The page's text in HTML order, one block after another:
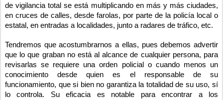
de vigilancia total se está multiplicando en más y más ciudades,
en cruces de calles, desde farolas, por parte de la policía local o
estatal, en entradas a localidades, junto a radares de tráfico, etc.
Tendremos que acostumbrarnos a ellas, pues debemos advertir
que lo que graban no está al alcance de cualquier persona, para
revisarlas se requiere una orden policial o cuando menos un
conocimiento desde quien es el responsable de su
funcionamiento, que si bien no garantiza la totalidad de su uso, sí
lo controla. Su eficacia es notable para encontrar a los